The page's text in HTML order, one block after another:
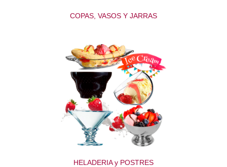
COPAS, VASOS Y JARRAS
HELADERIA y POSTRES